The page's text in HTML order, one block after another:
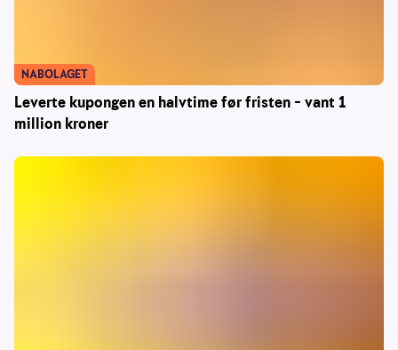
Leverte kupongen en halvtime før fristen – vant 1
million kroner
NABOLAGET